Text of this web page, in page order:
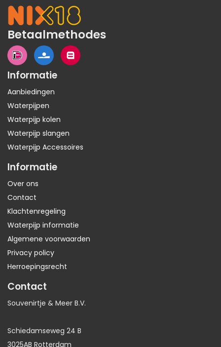
Betaalmethodes
Informatie
Aanbiedingen
Waterpijpen
Waterpijp kolen
Waterpijp slangen
Waterpijp Accessoires
Informatie
Over ons
Contact
Klachtenregeling
Waterpijp informatie
Algemene voorwaarden
Privacy policy
Herroepingsrecht
Contact
Souvenirtje & Meer B.V.
Schiedamseweg 24 B
3025AB Rotterdam